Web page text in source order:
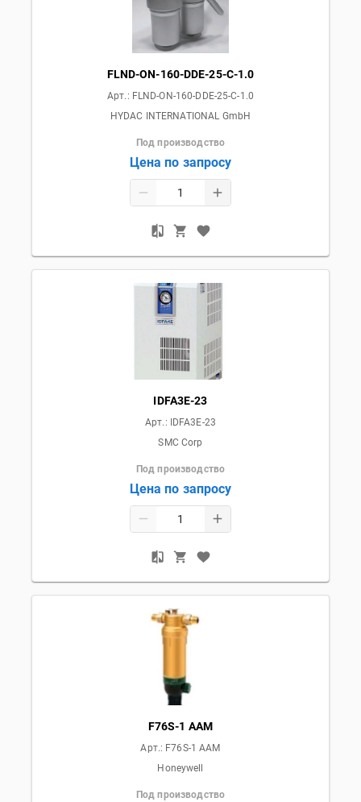
FLND-ON-160-DDE-25-C-1.0
Арт.: FLND-ON-160-DDE-25-C-1.0
HYDAC INTERNATIONAL GmbH
Под производство
Цена по запросу
IDFA3E-23
Арт.: IDFA3E-23
SMC Corp
Под производство
Цена по запросу
F76S-1 AAM
Арт.: F76S-1 AAM
Honeywell
Под производство